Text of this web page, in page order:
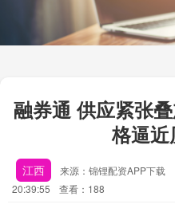
融券通 供应紧张
格逼
江西 来源：锦锂配资APP下载
20:39:55
查看：188